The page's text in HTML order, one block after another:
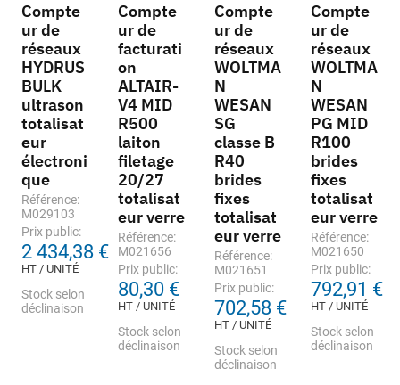
Compte
ur de
réseaux
HYDRUS
BULK
ultrason
totalisat
eur
électroni
que
Référence:
M029103
Prix public:
2 434,38 €
HT / UNITÉ
Stock selon
déclinaison
Compte
ur de
facturati
on
ALTAIR-
V4 MID
R500
laiton
filetage
20/27
totalisat
eur verre
Référence:
M021656
Prix public:
80,30 €
HT / UNITÉ
Stock selon
déclinaison
Compte
ur de
réseaux
WOLTMA
N
WESAN
SG
classe B
R40
brides
fixes
totalisat
eur verre
Référence:
M021651
Prix public:
702,58 €
HT / UNITÉ
Stock selon
déclinaison
Compte
ur de
réseaux
WOLTMA
N
WESAN
PG MID
R100
brides
fixes
totalisat
eur verre
Référence:
M021650
Prix public:
792,91 €
HT / UNITÉ
Stock selon
déclinaison